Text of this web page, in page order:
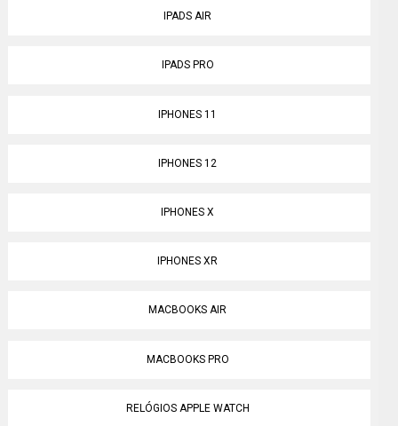
IPADS AIR
IPADS PRO
IPHONES 11
IPHONES 12
IPHONES X
IPHONES XR
MACBOOKS AIR
MACBOOKS PRO
RELÓGIOS APPLE WATCH